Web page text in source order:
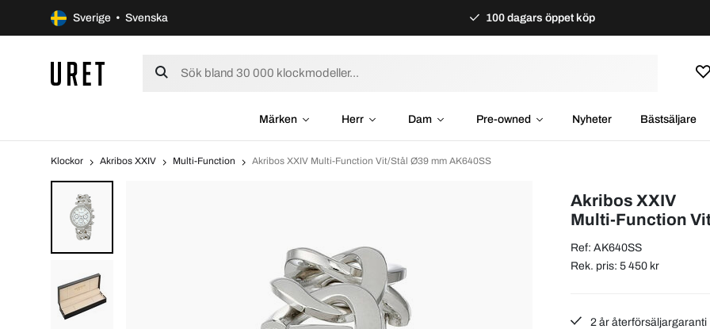
Sverige • Svenska 100 dagars öppet köp
Märken Herr Dam Pre-owned Nyheter Bästsäljare
Klockor Akribos XXIV Multi-Function Akribos XXIV Multi-Function Vit/Stål Ø39 mm AK640SS
Akribos XXIV
Multi-Function
Ref: AK640SS
Rek. pris: 5 450 kr
2 år återförsäljargaranti